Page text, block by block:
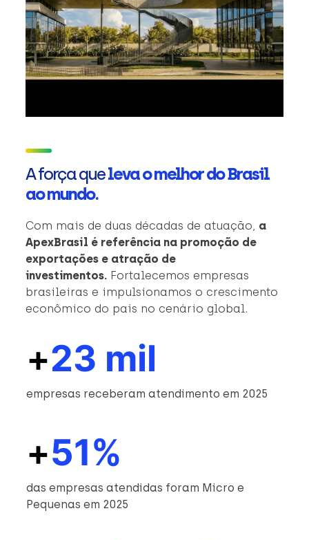
A força queleva o melhor do Brasil
ao mundo.
Com mais de duas décadas de atuação, a
ApexBrasil é referência na promoção de
exportações e atração de
investimentos. Fortalecemos empresas
brasileiras e impulsionamos o crescimento
econômico do país no cenário global.
+23 mil
empresas receberam atendimento em 2025
+51%
das empresas atendidas foram Micro e
Pequenas em 2025